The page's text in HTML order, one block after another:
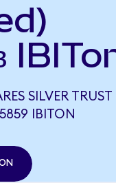
SILVER
IBITON